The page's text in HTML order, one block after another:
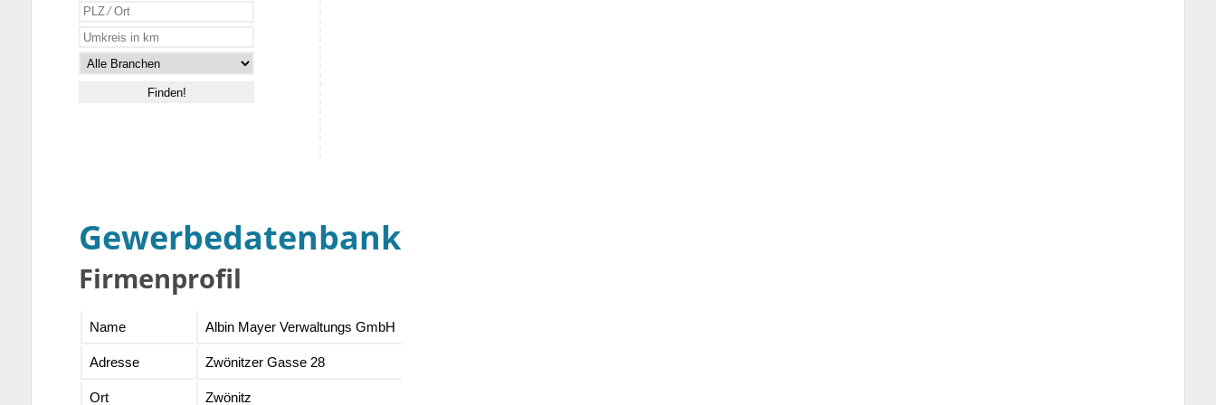
Gewerbedatenbank
Firmenprofil
Name Albin Mayer Verwaltungs GmbH
Adresse Zwönitzer Gasse 28
Ort Zwönitz